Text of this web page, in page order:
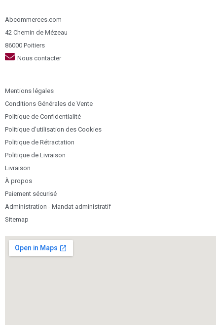
Abcommerces.com
42 Chemin de Mézeau
86000 Poitiers
Nous contacter
Mentions légales
Conditions Générales de Vente
Politique de Confidentialité
Politique d’utilisation des Cookies
Politique de Rétractation
Politique de Livraison
Livraison
À propos
Paiement sécurisé
Administration - Mandat administratif
Sitemap